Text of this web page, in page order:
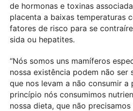
de hormonas e toxinas
placenta a baixas temperaturas
fatores de risco para se
sida ou hepatites.
“Nós somos uns mamíferos
nossa existência podem não ser
que nos levam a não consumir a
princípio nós consumimos
nossa dieta, que não